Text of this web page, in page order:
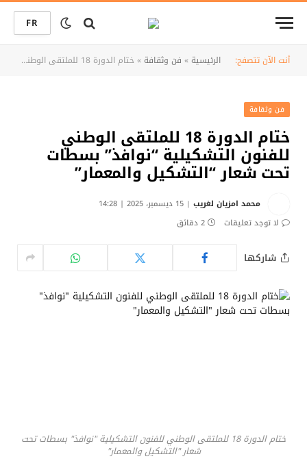
FR
أنت الآن تتصفح: الرئيسية» فن وثقافة» ختام الدورة 18 للملتقى الوطني للفنون التشكيلية “نوافذ” بسطات تحت شعار “التشكيل والمعمار”
فن وثقافة
ختام الدورة 18 للملتقى الوطني
للفنون التشكيلية “نوافذ” بسطات
تحت شعار “التشكيل والمعمار”
محمد امزيان لغريب
15 ديسمبر، 2025 | 14:28
لا توجد تعليقات
2 دقائق
شاركها
ختام الدورة 18 للملتقى الوطني للفنون التشكيلية "نوافذ" بسطات تحت
شعار "التشكيل والمعمار"